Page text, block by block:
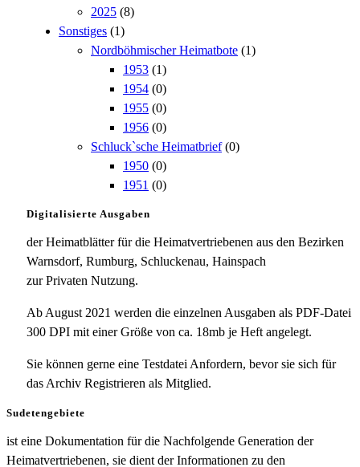
2025 (8)
Sonstiges (1)
Nordböhmischer Heimatbote (1)
1953 (1)
1954 (0)
1955 (0)
1956 (0)
Schluck`sche Heimatbrief (0)
1950 (0)
1951 (0)
Digitalisierte Ausgaben
der Heimatblätter für die Heimatvertriebenen aus den Bezirken
Warnsdorf, Rumburg, Schluckenau, Hainspach
zur Privaten Nutzung.
Ab August 2021 werden die einzelnen Ausgaben als PDF-Datei
300 DPI mit einer Größe von ca. 18mb je Heft angelegt.
Sie können gerne eine Testdatei Anfordern, bevor sie sich für
das Archiv Registrieren als Mitglied.
Sudetengebiete
ist eine Dokumentation für die Nachfolgende Generation der
Heimatvertriebenen, sie dient der Informationen zu den